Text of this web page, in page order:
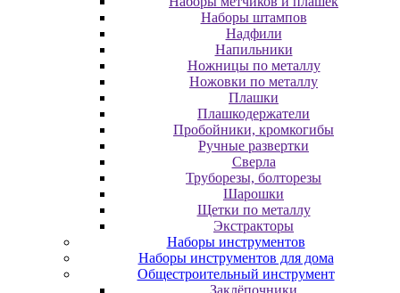
Наборы штампов
Надфили
Напильники
Ножницы по металлу
Ножовки по металлу
Плашки
Плашкодержатели
Пробойники, кромкогибы
Ручные развертки
Сверла
Труборезы, болторезы
Шарошки
Щетки по металлу
Экcтpaктopы
Наборы инструментов
Наборы инструментов для дома
Общестроительный инструмент
Заклёпочники